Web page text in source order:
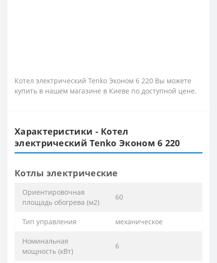
Котел электрический Tenko Эконом 6 220 Вы можете
купить в нашем магазине в Киеве по доступной цене.
Характеристики - Котел
электрический Tenko Эконом 6 220
Котлы электрические
Ориентировочная
площадь обогрева (м2)
60
Тип управления механическое
Номинальная
мощность (кВт)
6